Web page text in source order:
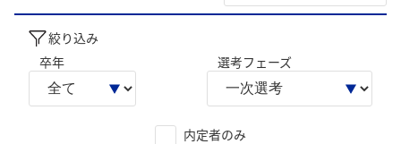
絞り込み
卒年
選考フェーズ
内定者のみ